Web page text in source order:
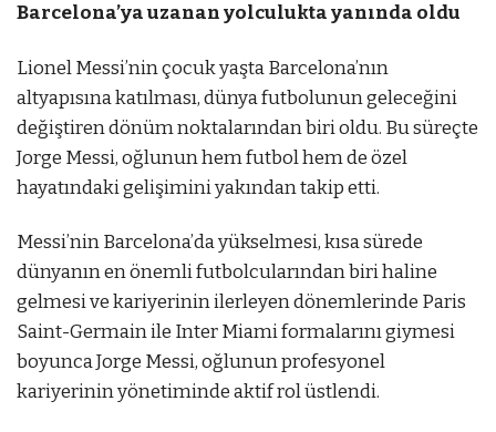
Barcelona’ya uzanan yolculukta yanında oldu
Lionel Messi’nin çocuk yaşta Barcelona’nın
altyapısına katılması, dünya futbolunun geleceğini
değiştiren dönüm noktalarından biri oldu. Bu süreçte
Jorge Messi, oğlunun hem futbol hem de özel
hayatındaki gelişimini yakından takip etti.
Messi’nin Barcelona’da yükselmesi, kısa sürede
dünyanın en önemli futbolcularından biri haline
gelmesi ve kariyerinin ilerleyen dönemlerinde Paris
Saint-Germain ile Inter Miami formalarını giymesi
boyunca Jorge Messi, oğlunun profesyonel
kariyerinin yönetiminde aktif rol üstlendi.